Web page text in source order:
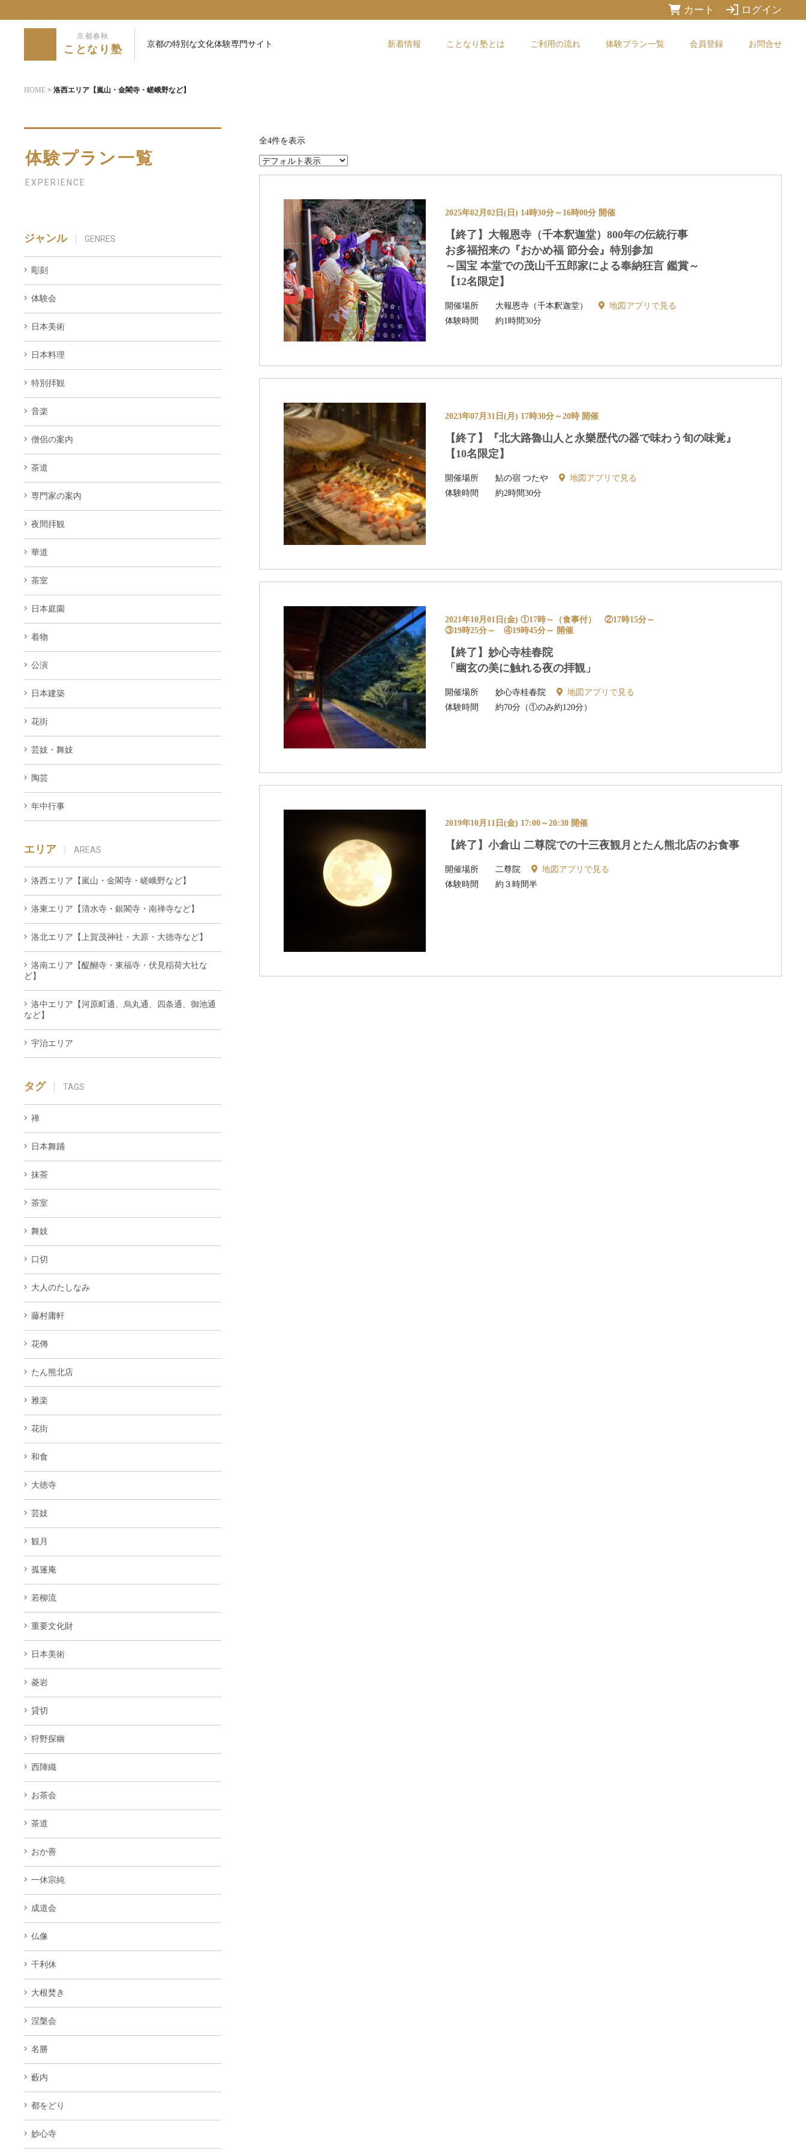
カート ログイン
京都春秋
ことなり塾 京都の特別な文化体験専門サイト 新着情報 ことなり塾とは ご利用の流れ 体験プラン一覧 会員登録 お問合せ
HOME > 洛西エリア【嵐山・金閣寺・嵯峨野など】
体験プラン一覧
EXPERIENCE
ジャンル GENRES
彫刻
体験会
日本美術
日本料理
特別拝観
音楽
僧侶の案内
茶道
専門家の案内
夜間拝観
華道
茶室
日本庭園
着物
公演
日本建築
花街
芸妓・舞妓
陶芸
年中行事
エリア AREAS
洛西エリア【嵐山・金閣寺・嵯峨野など】
洛東エリア【清水寺・銀閣寺・南禅寺など】
洛北エリア【上賀茂神社・大原・大徳寺など】
洛南エリア【醍醐寺・東福寺・伏見稲荷大社な
ど】
洛中エリア【河原町通、烏丸通、四条通、御池通
など】
宇治エリア
タグ TAGS
禅
日本舞踊
抹茶
茶室
舞妓
口切
大人のたしなみ
藤村庸軒
花傳
たん熊北店
雅楽
花街
和食
大徳寺
芸妓
観月
孤篷庵
若柳流
重要文化財
日本美術
菱岩
貸切
狩野探幽
西陣織
お茶会
茶道
おか善
一休宗純
成道会
仏像
千利休
大根焚き
涅槃会
名勝
藪内
都をどり
妙心寺
全4件を表示
2025年02月02日(日) 14時30分～16時00分 開催
【終了】大報恩寺（千本釈迦堂）800年の伝統行事
お多福招来の『おかめ福 節分会』特別参加
～国宝 本堂での茂山千五郎家による奉納狂言 鑑賞～
【12名限定】
開催場所 大報恩寺（千本釈迦堂）
地図アプリで見る
体験時間
約1時間30分
2023年07月31日(月) 17時30分～20時 開催
【終了】『北大路魯山人と永樂歴代の器で味わう旬の味覚』
【10名限定】
開催場所 鮎の宿 つたや
地図アプリで見る
体験時間
約2時間30分
2021年10月01日(金) ①17時～（食事付） ②17時15分～
③19時25分～ ④19時45分～ 開催
【終了】妙心寺桂春院
「幽玄の美に触れる夜の拝観」
開催場所 妙心寺桂春院
地図アプリで見る
体験時間
約70分（①のみ約120分）
2019年10月11日(金) 17:00～20:30 開催
【終了】小倉山 二尊院での十三夜観月とたん熊北店のお食事
開催場所 二尊院
地図アプリで見る
体験時間
約３時間半